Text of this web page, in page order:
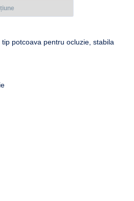
potcoava pentru ocluzie, stabila